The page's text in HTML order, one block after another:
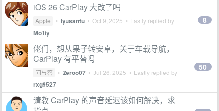
iOS 26 CarPlay 大改了吗
Apple • lyusantu • Oct 9, 2025 • Lastly replied by
Mo1iy
8
佬们，想从果子转安卓，关于车载导航，
CarPlay 有平替吗
问与答 • Zeroo07 • Jul 26, 2025 • Lastly replied by
rxg9527
50
请教 CarPlay 的声音延迟该如何解决，求